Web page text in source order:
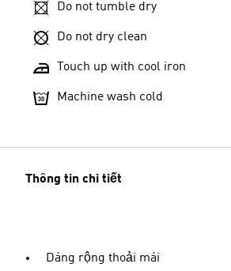
Do not tumble dry
Do not dry clean
Touch up with cool iron
Machine wash cold
Thông tin chi tiết
Dáng rộng thoải mái